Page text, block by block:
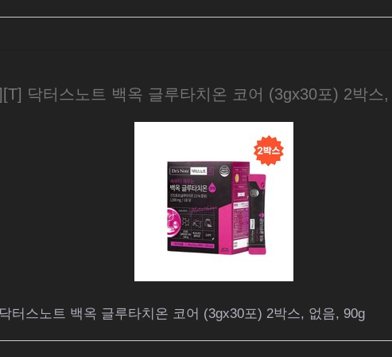
닥터스노트 백옥 글루타치온 코어 (3gx30포) 2박스
터스노트 백옥 글루타치온 코어 (3gx30포) 2박스, 없음, 90g